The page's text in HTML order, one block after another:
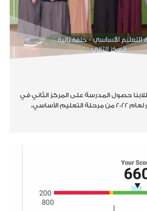
حصول المدرسة على المركز الثاني في
مبادرة أشجار القرم لعام 2022 من مرحلة التعليم الأساسي،